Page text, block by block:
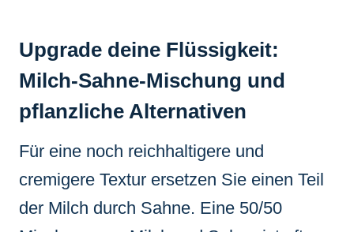
Upgrade deine Flüssigkeit:
Milch-Sahne-Mischung und
pflanzliche Alternativen
Für eine noch reichhaltigere und
cremigere Textur ersetzen Sie einen Teil
der Milch durch Sahne. Eine 50/50